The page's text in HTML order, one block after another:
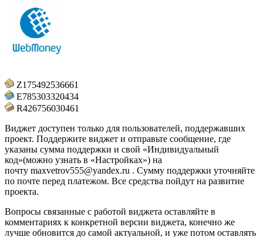
Z175492536661
E785303320434
R426756030461
Виджет доступен только для пользователей, поддержавших
проект. Поддержите виджет и отправьте сообщение, где
указаны сумма поддержки и свой «Индивидуальный
код»(можно узнать в «Настройках») на
почту maxvetrov555@yandex.ru . Cумму поддержки уточняйте
по почте перед платежом. Все средства пойдут на развитие
проекта.
Вопросы связанные с работой виджета оставляйте в
комментариях к конкретной версии виджета, конечно же
лучше обновится до самой актуальной, и уже потом оставлять